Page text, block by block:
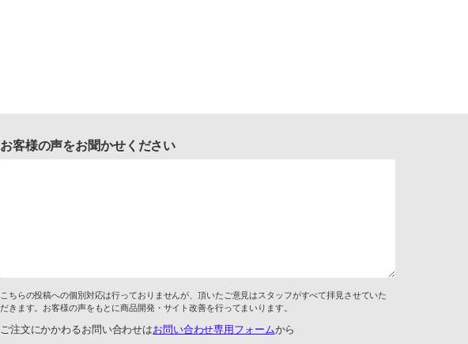
お客様の声をお聞かせください
こちらの投稿への個別対応は行っておりませんが、頂いたご意見はスタッフがすべて拝見させていた
だきます。お客様の声をもとに商品開発・サイト改善を行ってまいります。
ご注文にかかわるお問い合わせはお問い合わせ専用フォームから